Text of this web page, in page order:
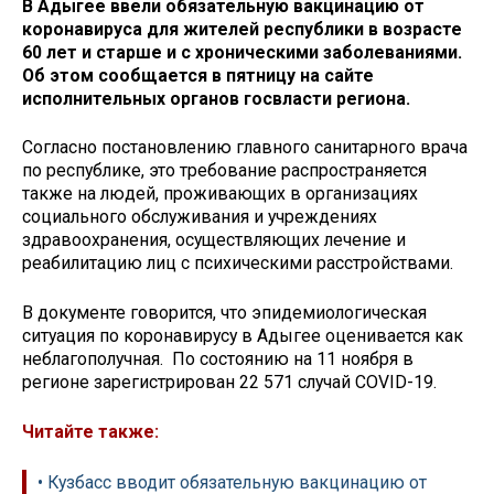
В Адыгее ввели обязательную вакцинацию от
коронавируса для жителей республики в возрасте
60 лет и старше и с хроническими заболеваниями.
Об этом сообщается в пятницу на сайте
исполнительных органов госвласти региона.
Согласно постановлению главного санитарного врача
по республике, это требование распространяется
также на людей, проживающих в организациях
социального обслуживания и учреждениях
здравоохранения, осуществляющих лечение и
реабилитацию лиц с психическими расстройствами.
В документе говорится, что эпидемиологическая
ситуация по коронавирусу в Адыгее оценивается как
неблагополучная. По состоянию на 11 ноября в
регионе зарегистрирован 22 571 случай COVID-19.
Читайте также:
• Кузбасс вводит обязательную вакцинацию от